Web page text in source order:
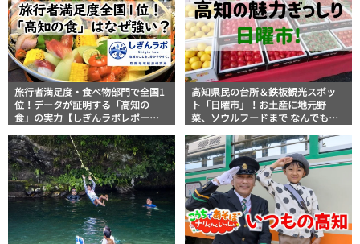
旅行者満足度・食べ物部門で全国1
位！データが証明する「高知の
食」の実力【しぎんラボレポー
高知県民の台所＆鉄板観光スポッ
ト「日曜市」！お土産に地元野
菜、ソウルフードまで なんでもそ
説！